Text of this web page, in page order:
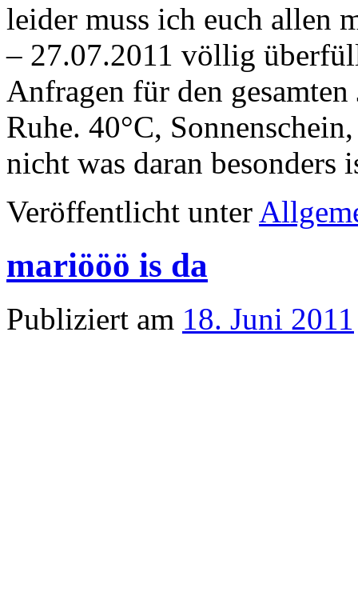
leider muss ich euch allen
– 27.07.2011 völlig
Anfragen für den
Ruhe. 40°C,
nicht was daran
Veröffentlicht unter
mariööö is da
Publiziert am 18. Juni 2011